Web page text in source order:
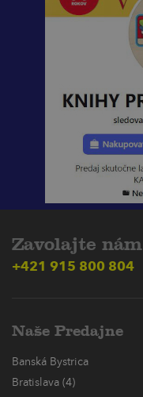
Zavolajte nám
+421 915 800 804
Naše Predajne
Banská Bystrica
Bratislava (4)